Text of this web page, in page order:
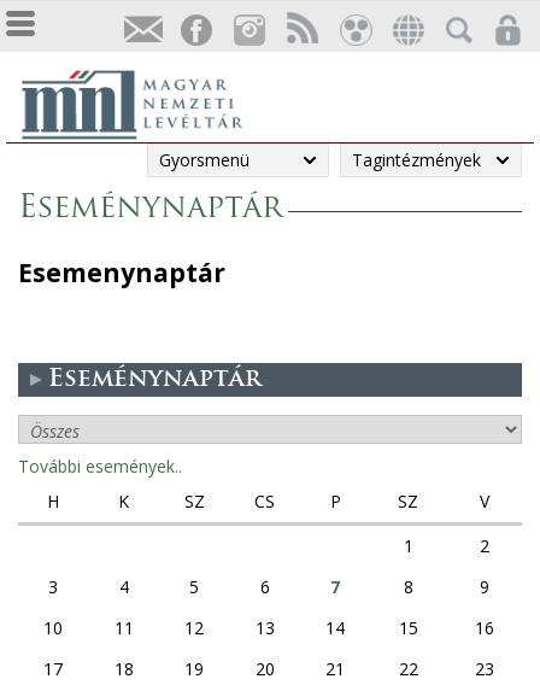
Gyorsmenü Tagintézmények
Eseménynaptár
Esemenynaptár
Eseménynaptár
További események..
H
K SZ CS P SZ
V
1
2
3
4 5 6 7 8
9
10
11 12 13 14 15
16
17
18 19 20 21 22
23